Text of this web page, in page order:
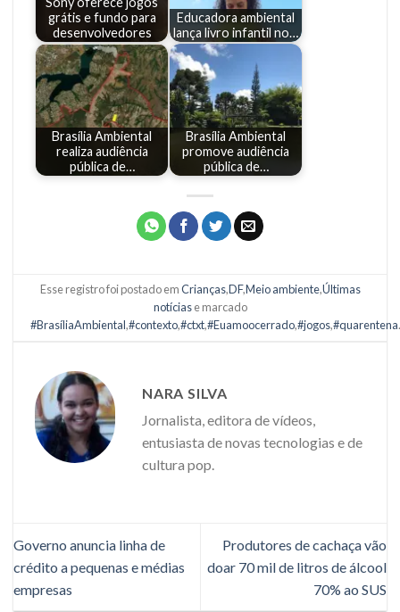
grátis e fundo para
desenvolvedores
Educadora ambiental
lança livro infantil no…
Brasília Ambiental
realiza audiência
pública de…
Brasília Ambiental
promove audiência
pública de…
Esse registro foi postado emCrianças,DF,Meio ambiente,Últimas
notíciase marcado
#BrasíliaAmbiental,#contexto,#ctxt,#Euamoocerrado,#jogos,#quarentena
NARA SILVA
Jornalista, editora de vídeos,
entusiasta de novas tecnologias e de
cultura pop.
Governo anuncia linha de
crédito a pequenas e médias
empresas
Produtores de cachaça vão
doar 70 mil de litros de álcool
70% ao SUS